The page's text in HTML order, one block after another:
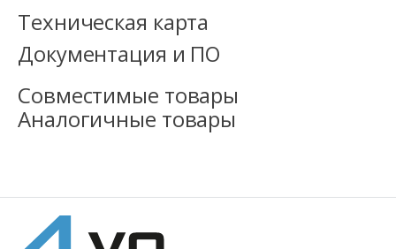
Техническая карта
Документация и ПО
Совместимые товары
Аналогичные товары